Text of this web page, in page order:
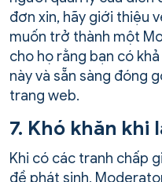
đơn xin, hãy giới thiệu
muốn trở thành một
cho họ rằng bạn có
này và sẵn sàng đóng
trang web.
7. Khó khăn
Khi có các tranh chấp
đề phát sinh,